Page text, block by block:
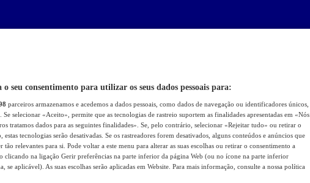
seu consentimento para utilizar os seus dados pessoais para:
parceiros armazenamos e acedemos a dados pessoais, como dados de navegação ou identificadores únicos,
Se selecionar «Aceito», permite que as tecnologias de rastreio suportem as finalidades apresentadas em «Nós
tratamos dados para as seguintes finalidades». Se, pelo contrário, selecionar «Rejeitar tudo» ou retirar o
estas tecnologias serão desativadas. Se os rastreadores forem desativados, alguns conteúdos e anúncios que
tão relevantes para si. Pode voltar a este menu para alterar as suas escolhas ou retirar o consentimento a
clicando na ligação Gerir preferências na parte inferior da página Web (ou no ícone na parte inferior
se aplicável). As suas escolhas serão aplicadas em Website. Para mais informação, consulte a nossa política